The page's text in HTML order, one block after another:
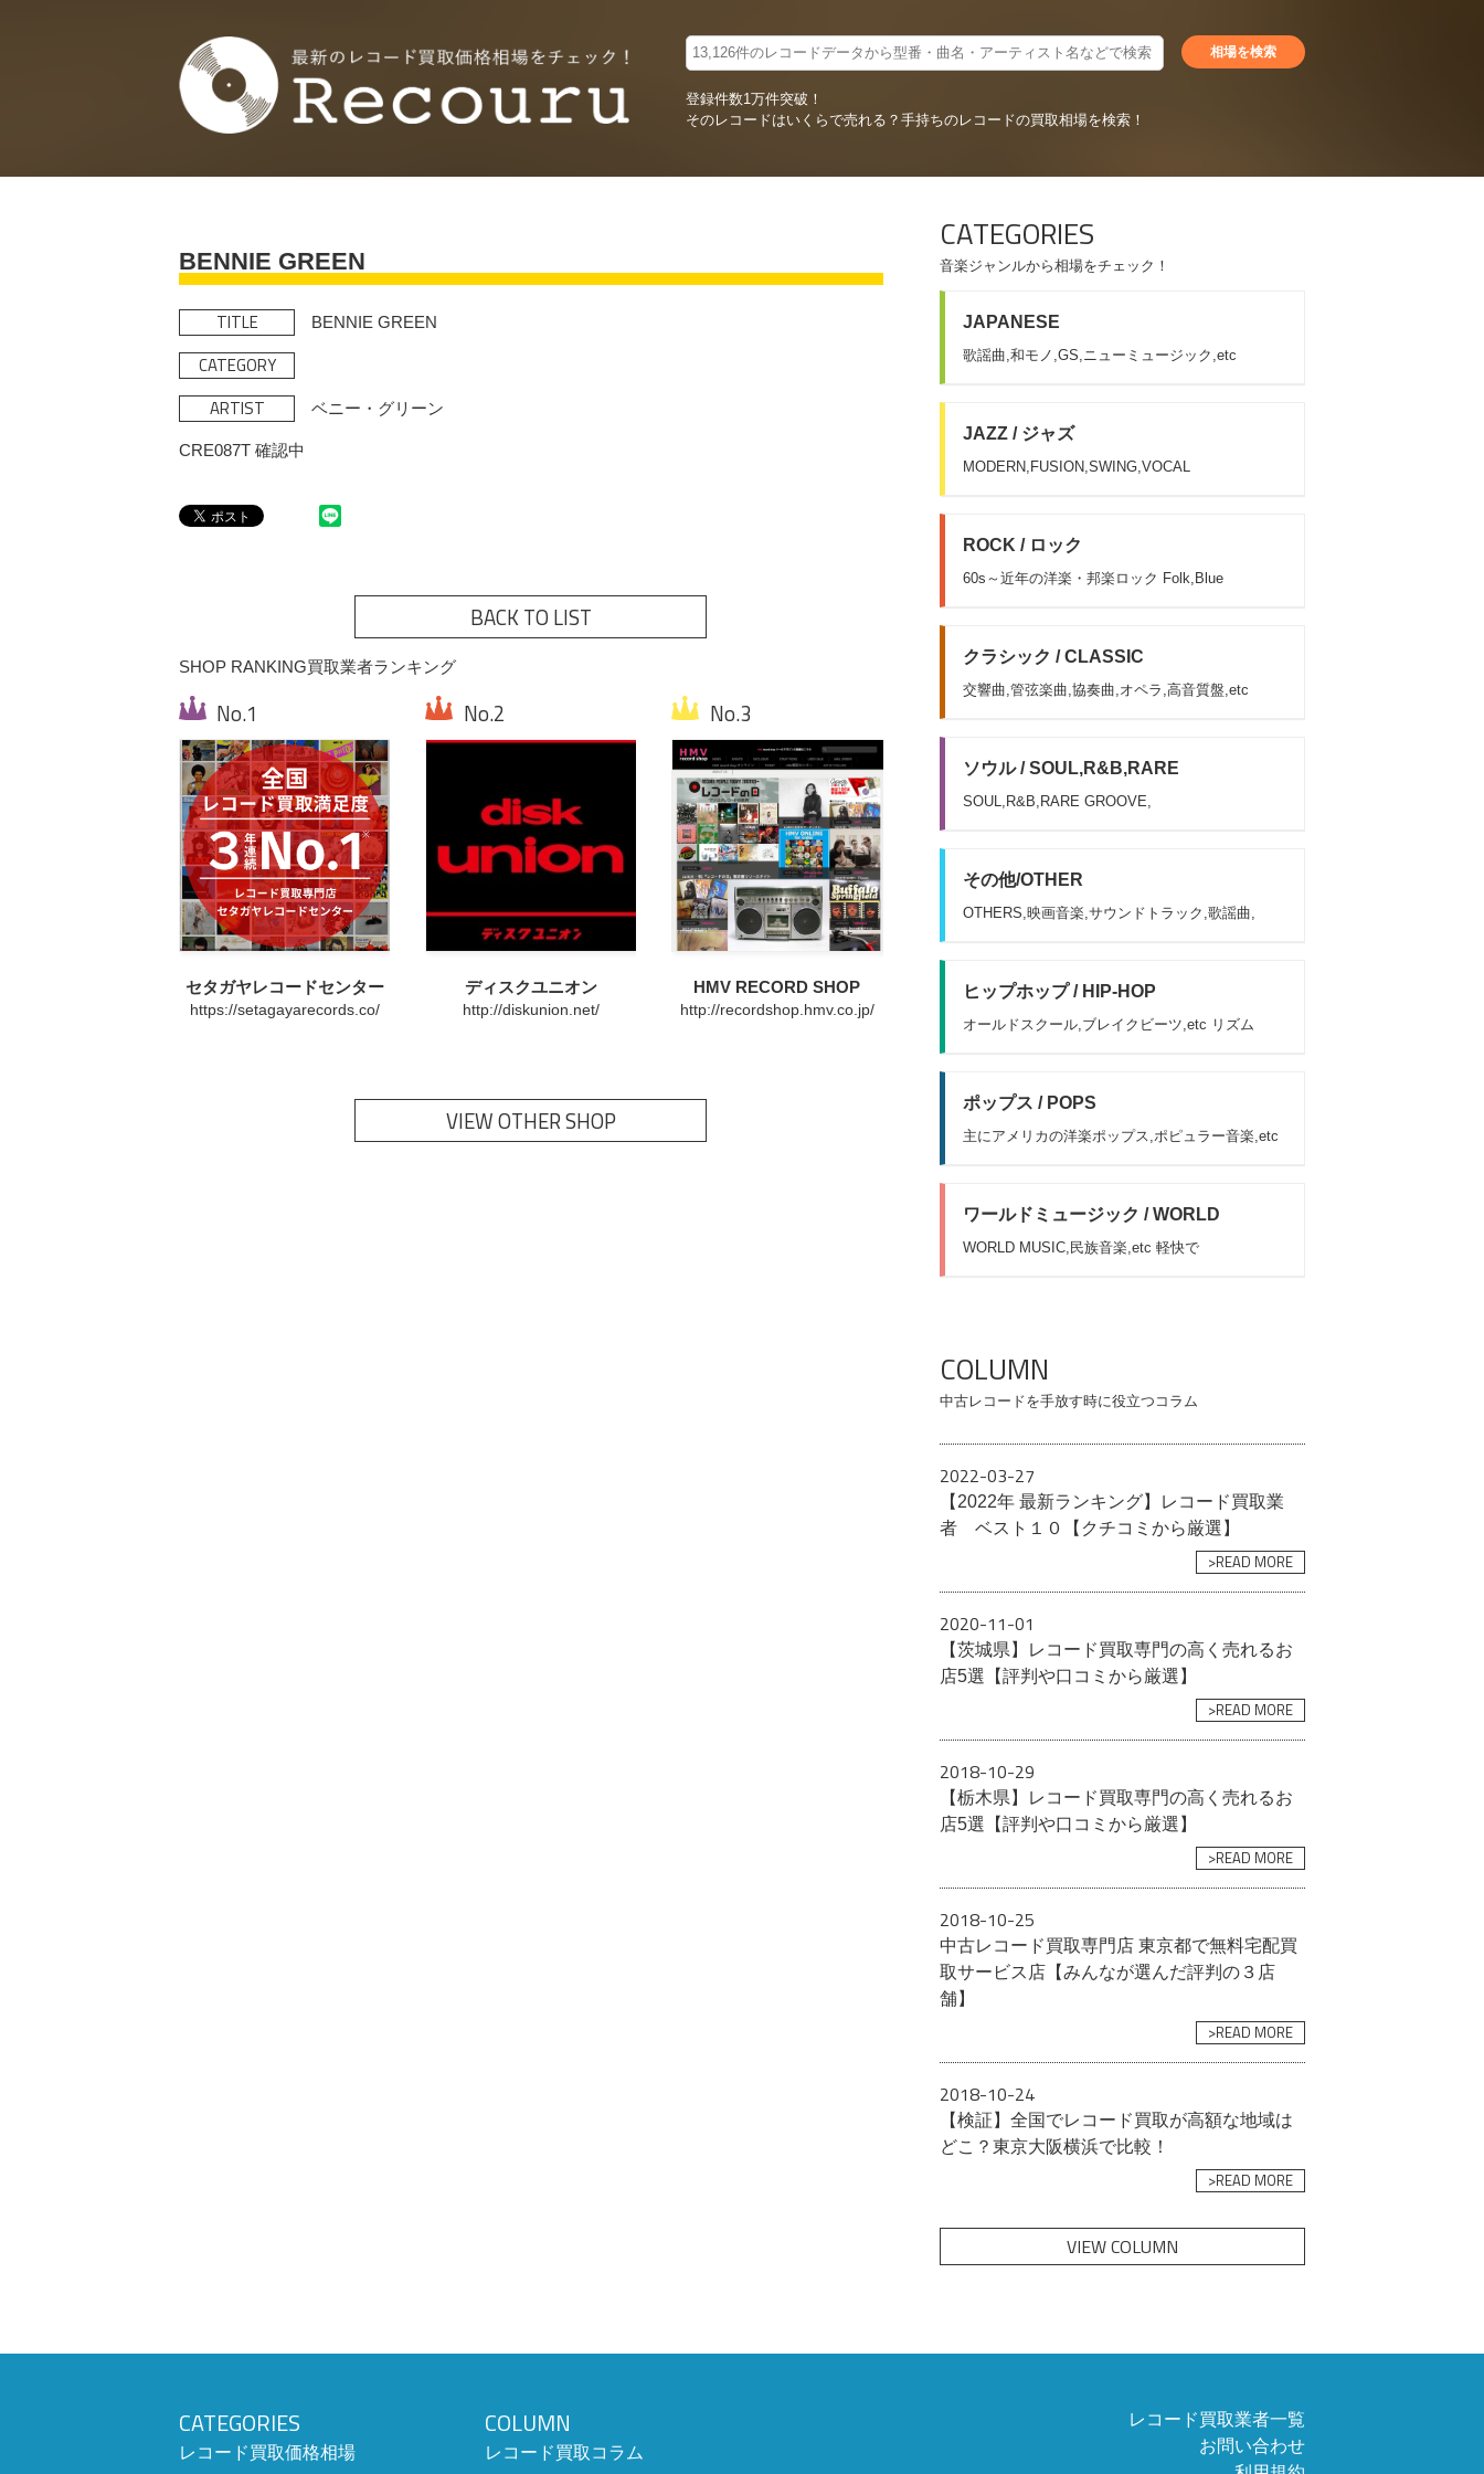
登録件数1万件突破！
そのレコードはいくらで売れる？ 手持ちのレコードの買取相場を検索！
BENNIE GREEN
TITLE BENNIE GREEN
CATEGORY
ARTIST
ベニー・グリーン
CRE087T 確認中
BACK TO LIST
SHOP RANKING買取業者ランキング
セタガヤレコードセンター
https://setagayarecords.co/
ディスクユニオン
http://diskunion.net/
HMV RECORD SHOP
http://recordshop.hmv.co.jp/
VIEW OTHER SHOP
CATEGORIES
音楽ジャンルから相場をチェック！
JAPANESE
歌謡曲,和モノ,GS,ニューミュージック,etc
JAZZ / ジャズ
MODERN,FUSION,SWING,VOCAL
ROCK / ロック
60s～近年の洋楽・邦楽ロック Folk,Blue
クラシック / CLASSIC
交響曲,管弦楽曲,協奏曲,オペラ,高音質盤,etc
ソウル / SOUL,R&B,RARE
SOUL,R&B,RARE GROOVE,
その他/OTHER
OTHERS,映画音楽,サウンドトラック,歌謡曲,
ヒップホップ / HIP-HOP
オールドスクール,ブレイクビーツ,etc リズム
ポップス / POPS
主にアメリカの洋楽ポップス,ポピュラー音楽,etc
ワールドミュージック / WORLD
WORLD MUSIC,民族音楽,etc 軽快で
COLUMN
中古レコードを手放す時に役立つコラム
2022-03-27
【2022年 最新ランキング】レコード買取業
者 ベスト１０【クチコミから厳選】
>READ MORE
2020-11-01
【茨城県】レコード買取専門の高く売れるお
店5選【評判や口コミから厳選】
>READ MORE
2018-10-29
【栃木県】レコード買取専門の高く売れるお
店5選【評判や口コミから厳選】
>READ MORE
2018-10-25
中古レコード買取専門店 東京都で無料宅配買
取サービス店【みんなが選んだ評判の３店
舗】
>READ MORE
2018-10-24
【検証】全国でレコード買取が高額な地域は
どこ？東京大阪横浜で比較！
>READ MORE
VIEW COLUMN
CATEGORIES
レコード買取価格相場
COLUMN
レコード買取コラム
レコード買取業者一覧
お問い合わせ